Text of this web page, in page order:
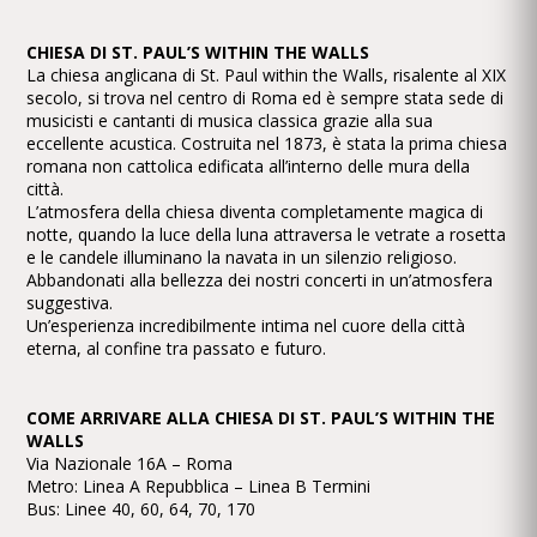
CHIESA DI ST. PAUL’S WITHIN THE WALLS
La chiesa anglicana di St. Paul within the Walls, risalente al XIX
secolo, si trova nel centro di Roma ed è sempre stata sede di
musicisti e cantanti di musica classica grazie alla sua
eccellente acustica. Costruita nel 1873, è stata la prima chiesa
romana non cattolica edificata all’interno delle mura della
città.
L’atmosfera della chiesa diventa completamente magica di
notte, quando la luce della luna attraversa le vetrate a rosetta
e le candele illuminano la navata in un silenzio religioso.
Abbandonati alla bellezza dei nostri concerti in un’atmosfera
suggestiva.
Un’esperienza incredibilmente intima nel cuore della città
eterna, al confine tra passato e futuro.
COME ARRIVARE ALLA CHIESA DI ST. PAUL’S WITHIN THE
WALLS
Via Nazionale 16A – Roma
Metro: Linea A Repubblica – Linea B Termini
Bus: Linee 40, 60, 64, 70, 170